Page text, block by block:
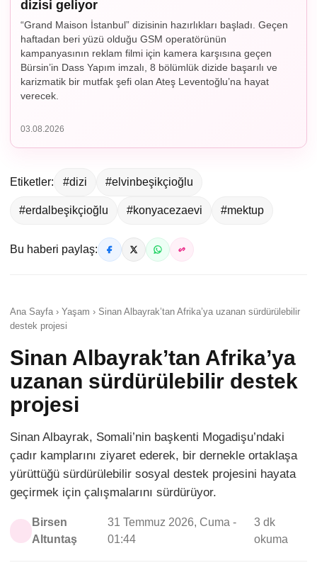
dizisi geliyor
“Grand Maison İstanbul” dizisinin hazırlıkları başladı. Geçen
haftadan beri yüzü olduğu GSM operatörünün
kampanyasının reklam filmi için kamera karşısına geçen
Bürsin’in Dass Yapım imzalı, 8 bölümlük dizide başarılı ve
karizmatik bir mutfak şefi olan Ateş Leventoğlu’na hayat
verecek.
03.08.2026
Etiketler: #dizi #elvinbeşikçioğlu
#erdalbeşikçioğlu #konyacezaevi #mektup
Bu haberi paylaş:
Ana Sayfa › Yaşam › Sinan Albayrak’tan Afrika’ya uzanan sürdürülebilir
destek projesi
Sinan Albayrak’tan Afrika’ya
uzanan sürdürülebilir destek
projesi
Sinan Albayrak, Somali’nin başkenti Mogadişu’ndaki
çadır kamplarını ziyaret ederek, bir dernekle ortaklaşa
yürüttüğü sürdürülebilir sosyal destek projesini hayata
geçirmek için çalışmalarını sürdürüyor.
Birsen
Altuntaş
31 Temmuz 2026, Cuma -
01:44
3 dk
okuma